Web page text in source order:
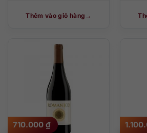
Thêm vào giỏ hàng
710.000 ₫